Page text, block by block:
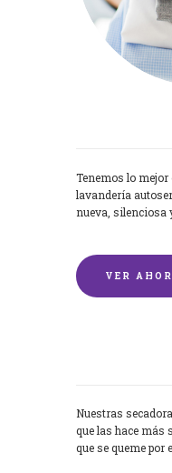
Tenemos lo
lavandería
nueva, silenciosa
VER
Nuestras
que las hace más
que se queme por